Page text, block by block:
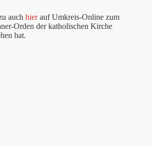
auch hierauf Umkreis-Online zum
Orden der katholischen Kirche
hat.